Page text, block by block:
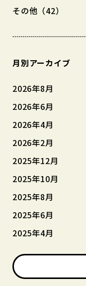
その他（42）
月別アーカイブ
2026年8月
2026年6月
2026年4月
2026年2月
2025年12月
2025年10月
2025年8月
2025年6月
2025年4月